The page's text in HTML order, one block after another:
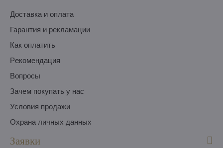
Доставка и оплата
Гарантия и рекламации
Как оплатить
Pекомендация
Вопросы
Зачем покупать у нас
Условия продажи
Охрана личных данных
Заявки